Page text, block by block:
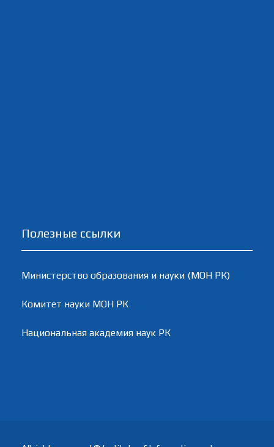
Полезные ссылки
Министерство образования и науки (МОН РК)
Комитет науки МОН РК
Национальная академия наук РК